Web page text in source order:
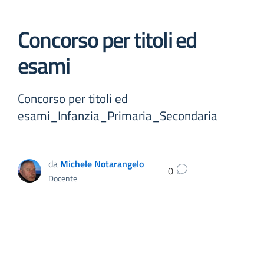
Concorso per titoli ed
esami
Concorso per titoli ed
esami_Infanzia_Primaria_Secondaria
da Michele Notarangelo
Docente 0